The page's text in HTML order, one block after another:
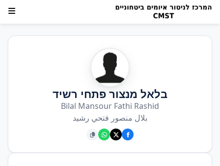
בלאל מנצור פתחי רשיד
Bilal Mansour Fathi Rashid
بلال منصور فتحي رشيد